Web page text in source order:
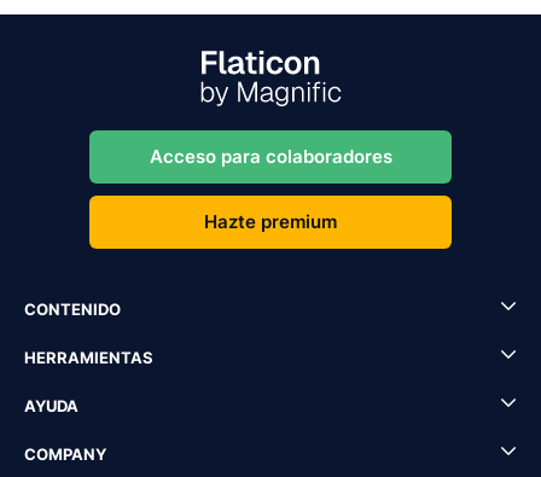
Acceso para colaboradores
Hazte premium
CONTENIDO
HERRAMIENTAS
AYUDA
COMPANY